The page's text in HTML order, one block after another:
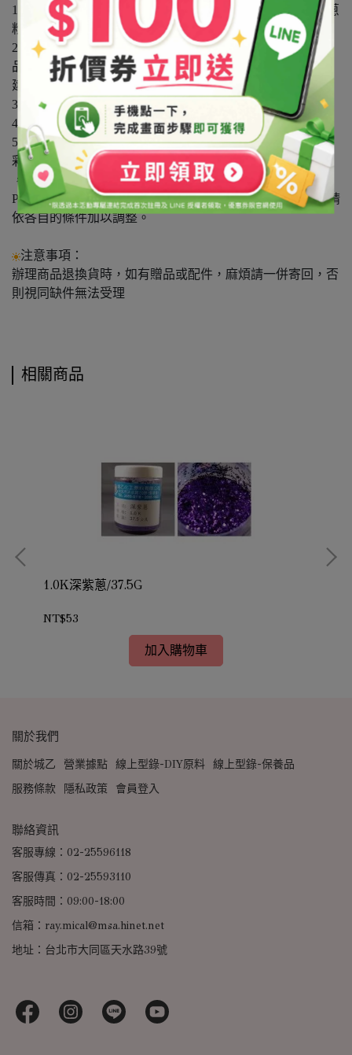
1．混合溶劑或膠水中，注意酸鹼值。PH7.5以上會侵蝕金蔥
粉上的電鍍層及顏色。
2．請勿放入醇酮類溶劑中，如指甲油和含任何香精的產
品。若需使用此類溶劑，
建議降低濃度、縮短加工時間。新產品請先行測試。
3．請勿放入水中滾煮。
4．避免直接熱加壓，建議烘乾溫度100℃-140℃。
5．五彩材質是由多層膜組合而成，此結構經反射，可產生
彩虹色澤，隨觀察角度不同而改變
，製作過程中顏色比對不易，因此較容易有色差產生。
PS：以上建議僅供參考。在實際使用時會產生不同條件，請
依各自的條件加以調整。
注意事項：
辦理商品退換貨時，如有贈品或配件，麻煩請一併寄回，否
則視同缺件無法受理
相關商品
1.0K深紫蔥/37.5G
NT$53
加入購物車
關於我們
關於城乙 營業據點 線上型錄-DIY原料 線上型錄-保養品
服務條款
隱私政策 會員登入
聯絡資訊
客服專線：02-25596118
客服傳真：02-25593110
客服時間：09:00-18:00
信箱：ray.mical@msa.hinet.net
地址：台北市大同區天水路39號